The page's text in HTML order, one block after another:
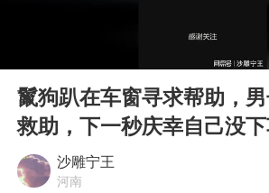
21楼高空抛物
Play
鬣狗趴在车窗寻求帮助，
救助，下一秒庆幸自己没
沙雕宁王
河南